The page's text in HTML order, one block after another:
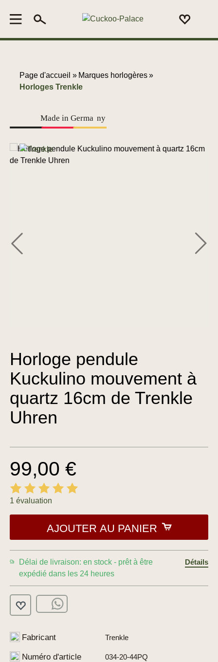
Page d'accueil » Marques horlogères»
Horloges Trenkle
Made in Germa ny
Horloge pendule
Kuckulino mouvement à
quartz 16cm de Trenkle
Uhren
99,00 €
1 évaluation
AJOUTER AU PANIER
Délai de livraison: en stock - prêt à être
expédié dans les 24 heures
Détails
Fabricant Trenkle
Numéro d'article 034-20-44PQ